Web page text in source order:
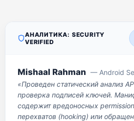
АНАЛИТИКА: SECURITY
VERIFIED
Mishaal Rahman — Android
«Проведен статический анализ
проверка подписей ключей.
содержит вредоносных
перехватов (hooking) или